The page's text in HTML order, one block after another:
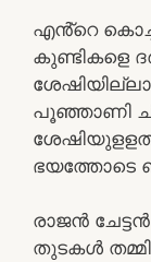
എൻ്റെ
കുണ്ടികളെ
പൂഞ്ഞാണി
ഭയത്തോടെ
രാജൻ
തുടകൾ